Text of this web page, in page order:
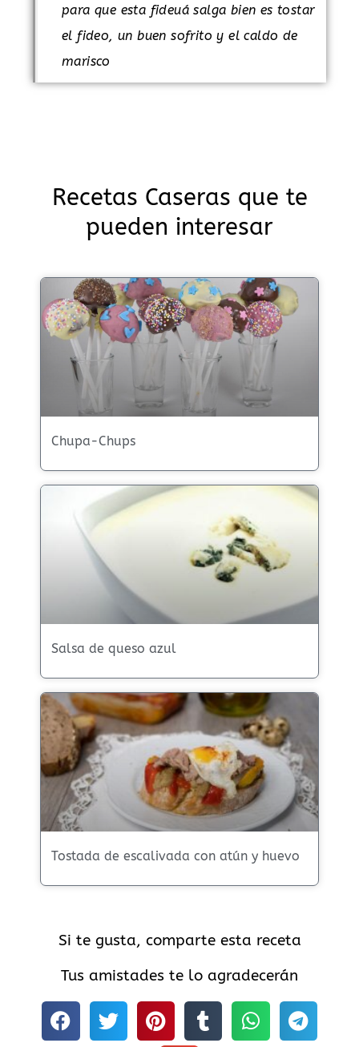
para que esta fideuá salga bien es tostar
el fideo, un buen sofrito y el caldo de
marisco
Recetas Caseras que te
pueden interesar
Chupa-Chups
Salsa de queso azul
Tostada de escalivada con atún y huevo
Si te gusta, comparte esta receta
Tus amistades te lo agradecerán